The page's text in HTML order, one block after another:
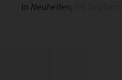
in Neuheiten,